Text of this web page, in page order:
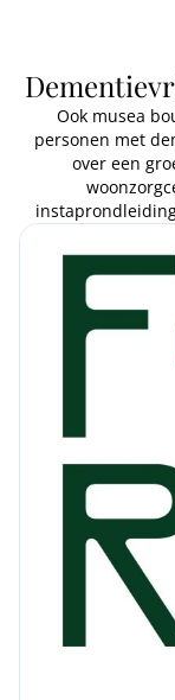
Ook musea
personen met
over een